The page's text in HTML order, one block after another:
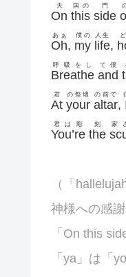
On
天
this
国の
side
門
Oh
あぁ
, my
僕の
life
人生
,
Breathe
呼吸をし
and
て僕
At
君
your
の祭壇
altar
の前で
,
You’re
君は彫
the
刻 家
（「
神様への感
「On this
「ya」は「